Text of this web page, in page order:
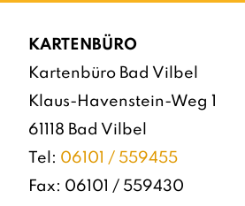
KARTENBÜRO
Kartenbüro Bad Vilbel
Klaus-Havenstein-Weg 1
61118 Bad Vilbel
Tel: 06101 / 559455
Fax: 06101 / 559430